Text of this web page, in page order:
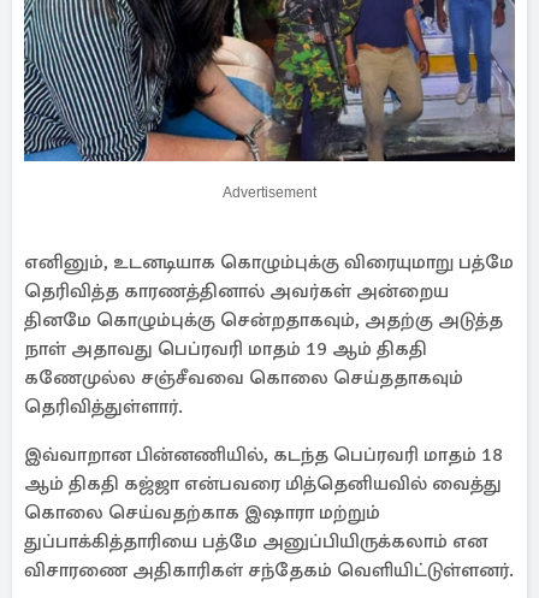
Advertisement
எனினும், உடனடியாக கொழும்புக்கு விரையுமாறு பத்மே
தெரிவித்த காரணத்தினால் அவர்கள் அன்றைய
தினமே கொழும்புக்கு சென்றதாகவும், அதற்கு அடுத்த
நாள் அதாவது பெப்ரவரி மாதம் 19 ஆம் திகதி
கணேமுல்ல சஞ்சீவவை கொலை செய்ததாகவும்
தெரிவித்துள்ளார்.
இவ்வாறான பின்னணியில், கடந்த பெப்ரவரி மாதம் 18
ஆம் திகதி கஜ்ஜா என்பவரை மித்தெனியவில் வைத்து
கொலை செய்வதற்காக இஷாரா மற்றும்
துப்பாக்கித்தாரியை பத்மே அனுப்பியிருக்கலாம் என
விசாரணை அதிகாரிகள் சந்தேகம் வெளியிட்டுள்ளனர்.